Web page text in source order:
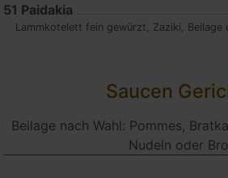
51 Paidakia
Lammkotelett fein gewürzt, Zaziki, Beilage
Saucen
Beilage nach Wahl: Pommes,
Nudeln oder